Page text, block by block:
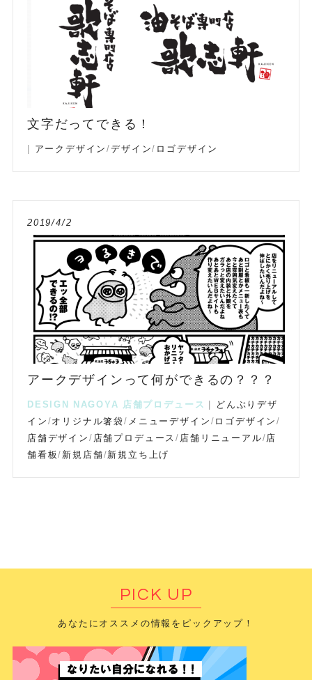
文字だってできる！
アークデザイン/デザイン/ ロゴデザイン
2019/4/2
アークデザインって何ができるの？？？
DESIGN NAGOYA 店舗プロデュース
どんぶりデザ
イン /オリジナル箸袋/ メニューデザイン / ロゴデザイン/
店舗デザイン / 店舗プロデュース/ 店舗リニューアル/ 店
舗看板/ 新規店舗/新規立ち上げ
PICK UP
あなたにオススメの情報をピックアップ！